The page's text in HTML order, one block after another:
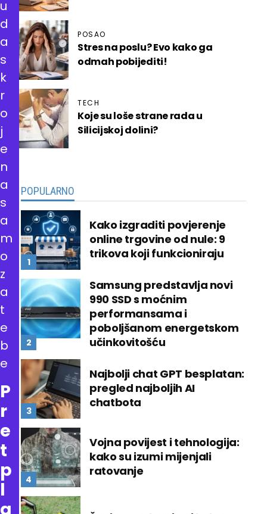
POSAO
Stres na poslu? Evo kako ga
odmah pobijediti!
TECH
Koje su loše strane rada u
Silicijskoj dolini?
POPULARNO
Kako izgraditi povjerenje
online trgovine od nule: 9
trikova koji funkcioniraju
Samsung predstavlja novi
990 SSD s moćnim
performansama i
poboljšanom energetskom
učinkovitošću
Najbolji chat GPT besplatan:
pregled najboljih AI
chatbota
Vojna povijest i tehnologija:
kako su izumi mijenjali
ratovanje
u
d
a
s
k
r
o
j
e
n
a
s
a
m
o
z
a
t
e
b
e
P
r
e
t
p
l
a